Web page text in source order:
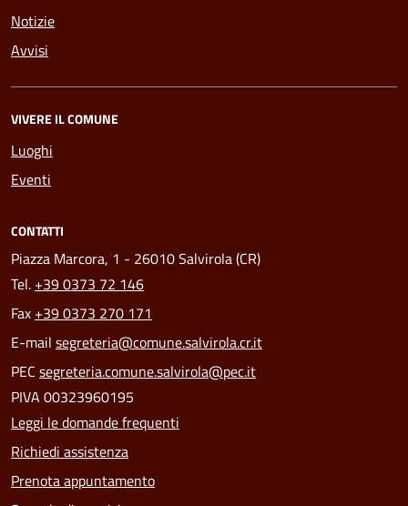
Notizie
Avvisi
VIVERE IL COMUNE
Luoghi
Eventi
CONTATTI
Piazza Marcora, 1 - 26010 Salvirola (CR)
Tel. +39 0373 72 146
Fax +39 0373 270 171
E-mail segreteria@comune.salvirola.cr.it
PEC segreteria.comune.salvirola@pec.it
PIVA 00323960195
Leggi le domande frequenti
Richiedi assistenza
Prenota appuntamento